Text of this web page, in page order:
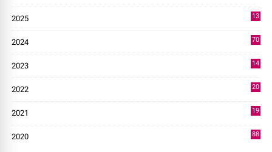
2025
13
2024
70
2023
14
2022
20
2021
19
2020
88